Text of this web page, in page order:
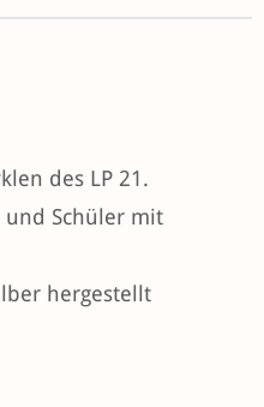
des LP 21.
Schüler mit
hergestellt